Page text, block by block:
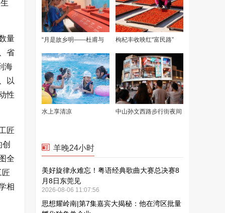
量
省
海
以
性
匠
全
匠
相